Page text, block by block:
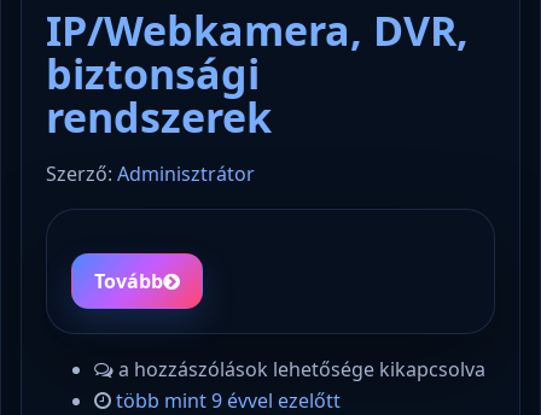
IP/Webkamera, DVR,
biztonsági
rendszerek
Szerző: Adminisztrátor
Tovább
a hozzászólások lehetősége kikapcsolva
több mint 9 évvel ezelőtt